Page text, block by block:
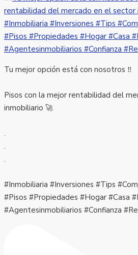
Tu mejor opción está con nosotros ‼️
Pisos con la mejor rentabilidad del
inmobiliario 🚀
.
.
.
#Inmobiliaria #Inversiones #Tips
#Pisos #Propiedades #Hogar #Casa
#Agentesinmobiliarios #Confianza